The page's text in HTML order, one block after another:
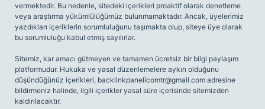
vermektedir. Bu nedenle, sitedeki içerikleri proaktif olarak denetleme
veya araştırma yükümlülüğümüz bulunmamaktadır. Ancak, üyelerimiz
yazdıkları içeriklerin sorumluluğunu taşımakta olup, siteye üye olarak
bu sorumluluğu kabul etmiş sayılırlar.
Sitemiz, kar amacı gütmeyen ve tamamen ücretsiz bir bilgi paylaşım
platformudur. Hukuka ve yasal düzenlemelere aykırı olduğunu
düşündüğünüz içerikleri, backlinkpanelicomtr@gmail.com adresine
bildirmeniz halinde, ilgili içerikler yasal süre içerisinde sitemizden
kaldırılacaktır.